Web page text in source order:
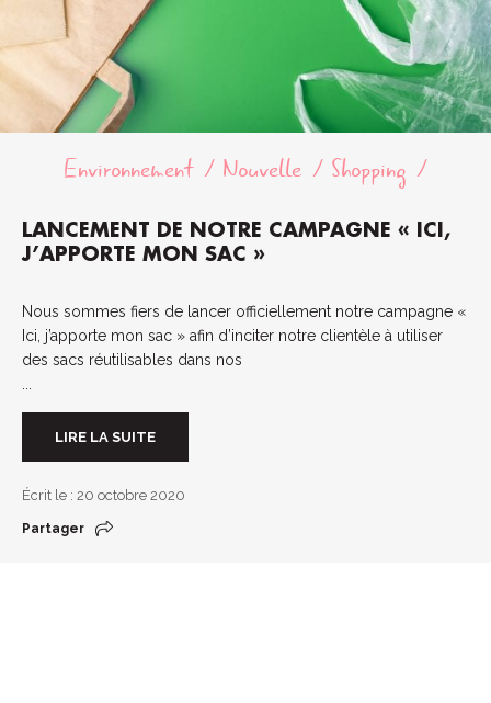
Environnement Nouvelle Shopping
LANCEMENT DE NOTRE CAMPAGNE « ICI,
J’APPORTE MON SAC »
Nous sommes fiers de lancer officiellement notre campagne «
Ici, j’apporte mon sac » afin d’inciter notre clientèle à utiliser
des sacs réutilisables dans nos
LIRE LA SUITE
Écrit le : 20 octobre 2020
Partager